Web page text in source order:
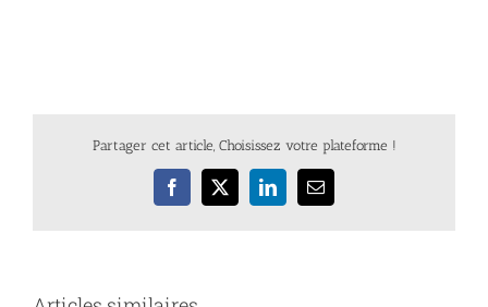
Partager cet article, Choisissez votre plateforme !
Facebook
X LinkedInEmail